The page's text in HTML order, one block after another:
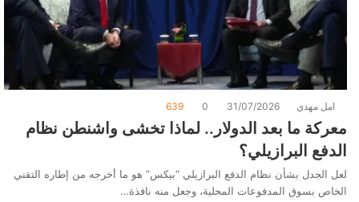
امل مهدي 31/07/2026
0
639
معركة ما بعد الدولار.. لماذا تخشى واشنطن نظام
الدفع البرازيلي؟
لعل الجدل بشأن نظام الدفع البرازيلي “بيكس” هو ما أخرجه من إطاره التقني
الخاص بسوق المدفوعات المحلية، وجعل منه نافذة…